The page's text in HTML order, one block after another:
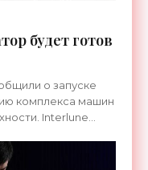
будет готов
о запуске
комплекса машин
Interlune